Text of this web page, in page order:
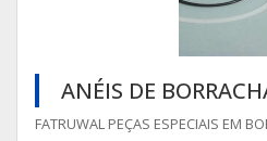
ANÉIS DE
FATRUWAL PEÇAS ESPECIAIS EM